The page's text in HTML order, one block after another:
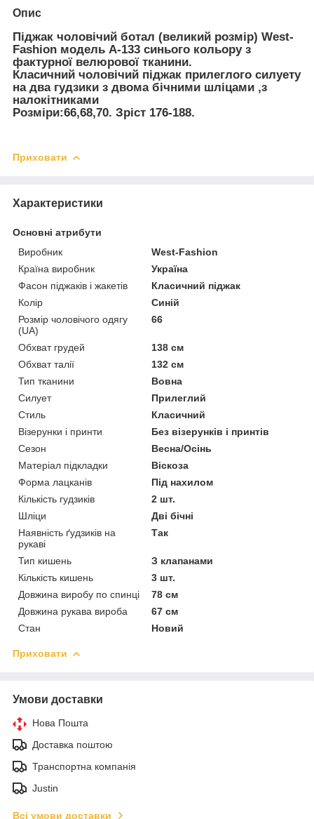
Опис
Піджак чоловічий ботал (великий розмір) West-
Fashion модель А-133 синього кольору з
фактурної велюрової тканини.
Класичний чоловічий піджак прилеглого силуету
на два гудзики з двома бічними шліцами ,з
налокітниками
Розміри:66,68,70. Зріст 176-188.
Приховати
Характеристики
Основні атрибути
Виробник
West-Fashion
Країна виробник
Україна
Фасон піджаків і жакетів
Класичний піджак
Колір
Синій
Розмір чоловічого одягу
(UA)
66
Обхват грудей
138 см
Обхват талії
132 см
Тип тканини
Вовна
Силует
Прилеглий
Стиль
Класичний
Візерунки і принти
Без візерунків і принтів
Сезон
Весна/Осінь
Матеріал підкладки
Віскоза
Форма лацканів
Під нахилом
Кількість гудзиків
2 шт.
Шліци
Дві бічні
Наявність ґудзиків на
рукаві
Так
Тип кишень
З клапанами
Кількість кишень
3 шт.
Довжина виробу по спинці
78 см
Довжина рукава вироба
67 см
Стан
Новий
Приховати
Умови доставки
Нова Пошта
Доставка поштою
Транспортна компанія
Justin
Всі умови доставки